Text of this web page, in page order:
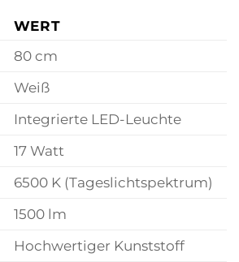
WERT
80 cm
Weiß
Integrierte LED-Leuchte
17 Watt
6500 K (Tageslichtspektrum)
1500 lm
Hochwertiger Kunststoff